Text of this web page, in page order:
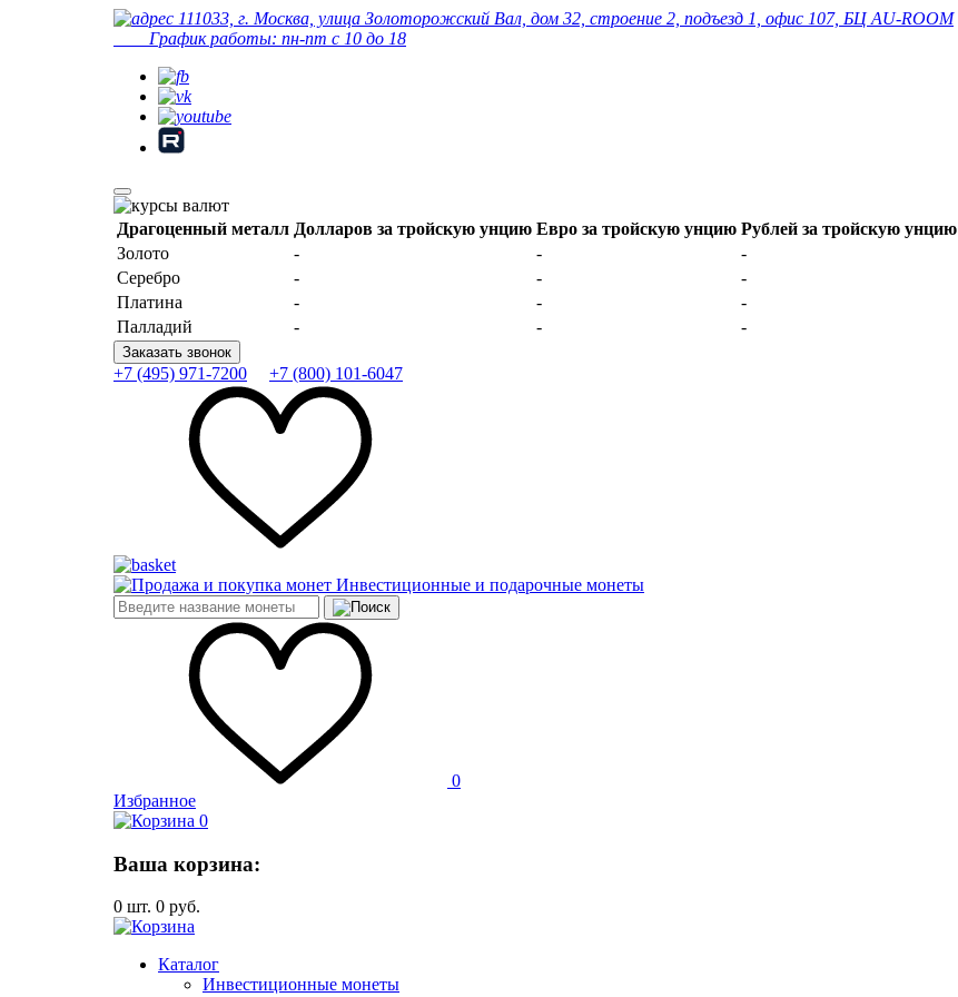
111033, г. Москва, улица Золоторожский Вал, дом 32, строение 2, подъезд 1, офис 107, БЦ AU-ROOM
График работы: пн-пт с 10 до 18
Драгоценный металл Долларов за тройскую унцию Евро за тройскую унцию Рублей за тройскую унцию
Золото
- -
-
Серебро
- -
-
Платина
- -
-
Палладий
- - -
Заказать звонок
+7 (495) 971-7200 +7 (800) 101-6047
Инвестиционные и подарочные монеты
0
Избранное
0
Ваша корзина:
0 шт. 0 руб.
Каталог
Инвестиционные монеты